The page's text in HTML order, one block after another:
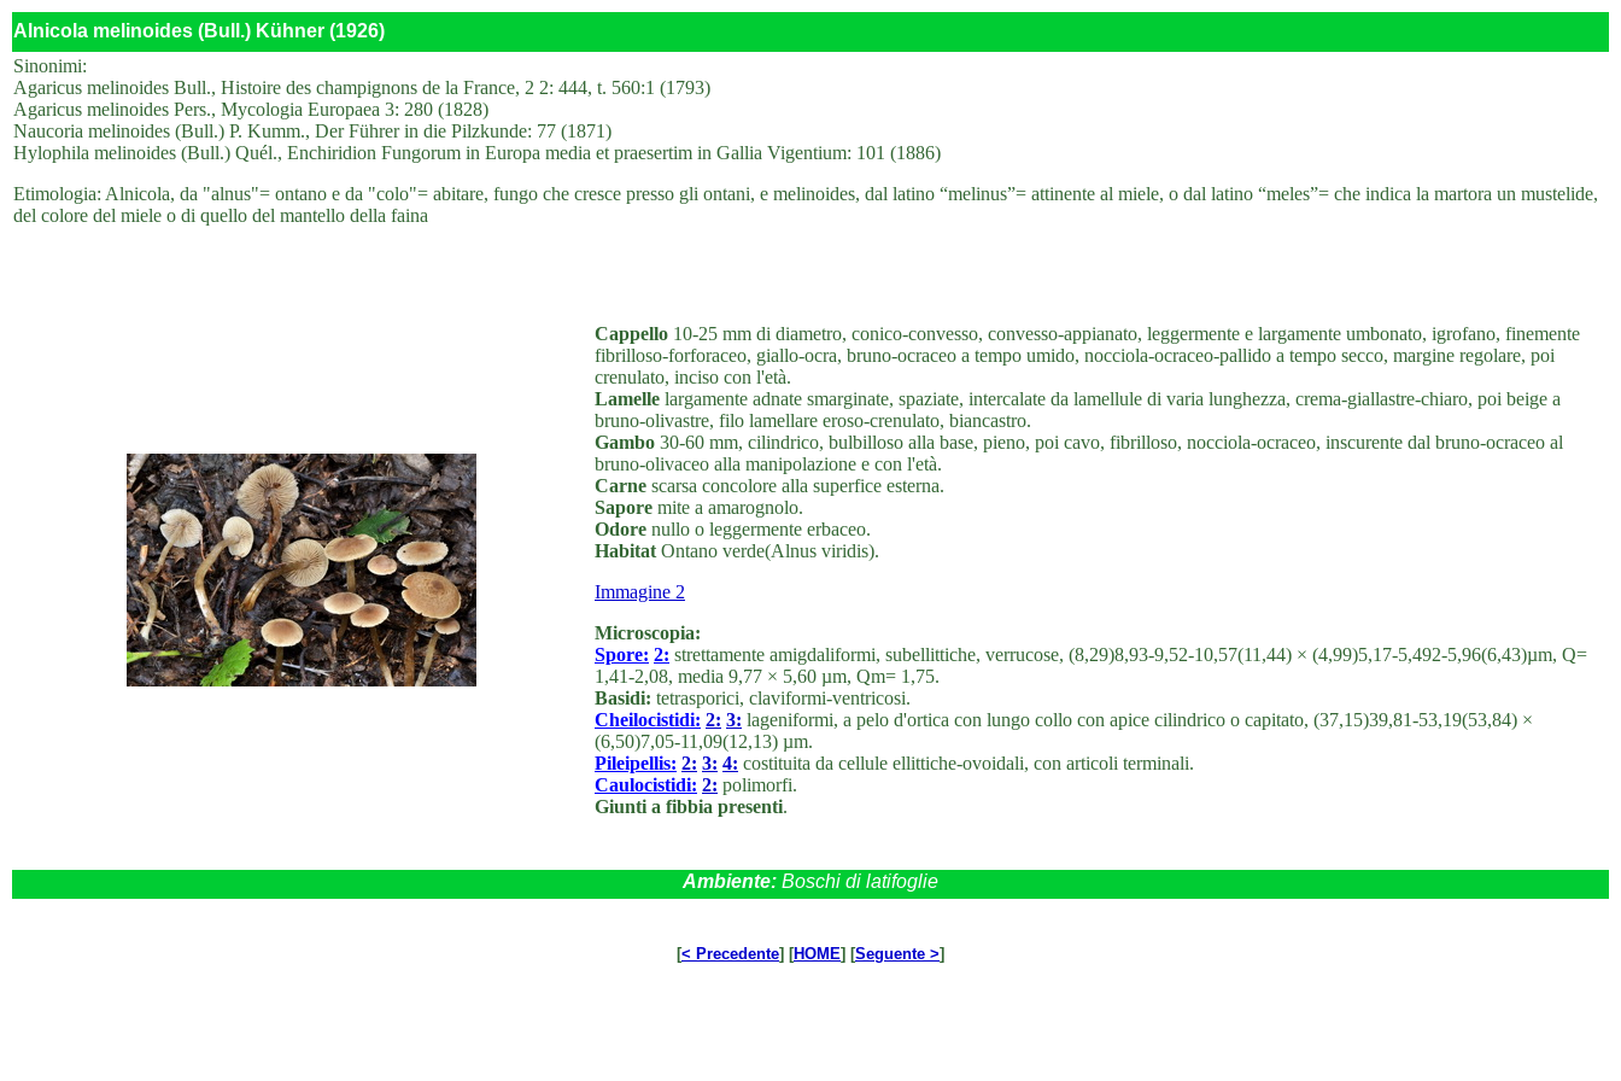
Alnicola melinoides (Bull.) Kühner (1926)
Sinonimi:
Agaricus melinoides Bull., Histoire des champignons de la France, 2 2: 444, t. 560:1 (1793)
Agaricus melinoides Pers., Mycologia Europaea 3: 280 (1828)
Naucoria melinoides (Bull.) P. Kumm., Der Führer in die Pilzkunde: 77 (1871)
Hylophila melinoides (Bull.) Quél., Enchiridion Fungorum in Europa media et praesertim in Gallia Vigentium: 101 (1886)
Etimologia: Alnicola, da "alnus"= ontano e da "colo"= abitare, fungo che cresce presso gli ontani, e melinoides, dal latino “melinus”= attinente al miele, o dal latino “meles”= che indica la martora un mustelide,
del colore del miele o di quello del mantello della faina
Cappello 10-25 mm di diametro, conico-convesso, convesso-appianato, leggermente e largamente umbonato, igrofano, finemente
fibrilloso-forforaceo, giallo-ocra, bruno-ocraceo a tempo umido, nocciola-ocraceo-pallido a tempo secco, margine regolare, poi
crenulato, inciso con l'età.
Lamelle largamente adnate smarginate, spaziate, intercalate da lamellule di varia lunghezza, crema-giallastre-chiaro, poi beige a
bruno-olivastre, filo lamellare eroso-crenulato, biancastro.
Gambo 30-60 mm, cilindrico, bulbilloso alla base, pieno, poi cavo, fibrilloso, nocciola-ocraceo, inscurente dal bruno-ocraceo al
bruno-olivaceo alla manipolazione e con l'età.
Carne scarsa concolore alla superfice esterna.
Sapore mite a amarognolo.
Odore nullo o leggermente erbaceo.
Habitat Ontano verde(Alnus viridis).
Immagine 2
Microscopia:
Spore: 2: strettamente amigdaliformi, subellittiche, verrucose, (8,29)8,93-9,52-10,57(11,44) × (4,99)5,17-5,492-5,96(6,43)µm, Q=
1,41-2,08, media 9,77 × 5,60 µm, Qm= 1,75.
Basidi: tetrasporici, claviformi-ventricosi.
Cheilocistidi: 2: 3: lageniformi, a pelo d'ortica con lungo collo con apice cilindrico o capitato, (37,15)39,81-53,19(53,84) ×
(6,50)7,05-11,09(12,13) µm.
Pileipellis: 2: 3: 4: costituita da cellule ellittiche-ovoidali, con articoli terminali.
Caulocistidi: 2: polimorfi.
Giunti a fibbia presenti.
Ambiente: Boschi di latifoglie
[< Precedente] [HOME] [Seguente >]